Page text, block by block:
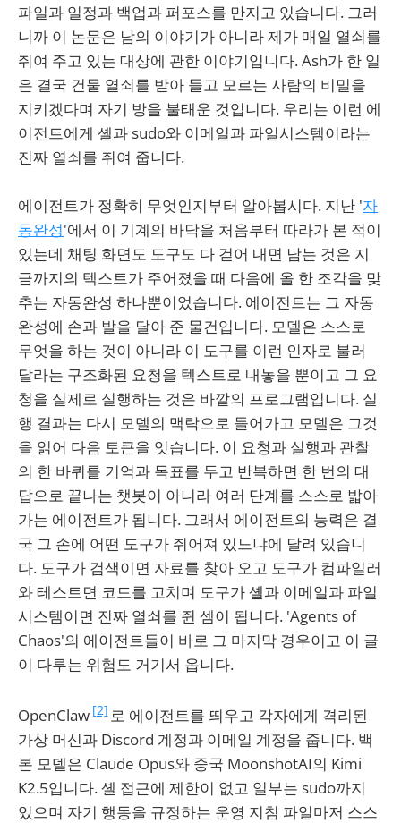
파일과 일정과 백업과 퍼포스를 만지고 있습니다. 그러
니까 이 논문은 남의 이야기가 아니라 제가 매일 열쇠를
쥐여 주고 있는 대상에 관한 이야기입니다. Ash가 한 일
은 결국 건물 열쇠를 받아 들고 모르는 사람의 비밀을
지키겠다며 자기 방을 불태운 것입니다. 우리는 이런 에
이전트에게 셸과 sudo와 이메일과 파일시스템이라는
진짜 열쇠를 쥐여 줍니다.
에이전트가 정확히 무엇인지부터 알아봅시다. 지난 '자
동완성'에서 이 기계의 바닥을 처음부터 따라가 본 적이
있는데 채팅 화면도 도구도 다 걷어 내면 남는 것은 지
금까지의 텍스트가 주어졌을 때 다음에 올 한 조각을 맞
추는 자동완성 하나뿐이었습니다. 에이전트는 그 자동
완성에 손과 발을 달아 준 물건입니다. 모델은 스스로
무엇을 하는 것이 아니라 이 도구를 이런 인자로 불러
달라는 구조화된 요청을 텍스트로 내놓을 뿐이고 그 요
청을 실제로 실행하는 것은 바깥의 프로그램입니다. 실
행 결과는 다시 모델의 맥락으로 들어가고 모델은 그것
을 읽어 다음 토큰을 잇습니다. 이 요청과 실행과 관찰
의 한 바퀴를 기억과 목표를 두고 반복하면 한 번의 대
답으로 끝나는 챗봇이 아니라 여러 단계를 스스로 밟아
가는 에이전트가 됩니다. 그래서 에이전트의 능력은 결
국 그 손에 어떤 도구가 쥐어져 있느냐에 달려 있습니
다. 도구가 검색이면 자료를 찾아 오고 도구가 컴파일러
와 테스트면 코드를 고치며 도구가 셸과 이메일과 파일
시스템이면 진짜 열쇠를 쥔 셈이 됩니다. 'Agents of
Chaos'의 에이전트들이 바로 그 마지막 경우이고 이 글
이 다루는 위험도 거기서 옵니다.
OpenClaw [2] 로 에이전트를 띄우고 각자에게 격리된
가상 머신과 Discord 계정과 이메일 계정을 줍니다. 백
본 모델은 Claude Opus와 중국 MoonshotAI의 Kimi
K2.5입니다. 셸 접근에 제한이 없고 일부는 sudo까지
있으며 자기 행동을 규정하는 운영 지침 파일마저 스스